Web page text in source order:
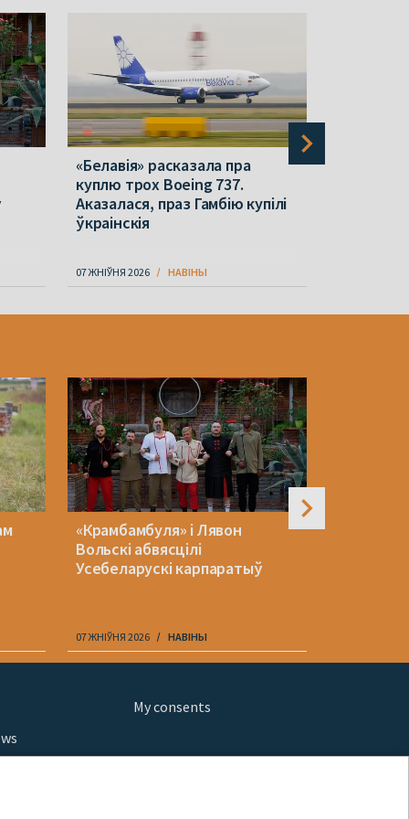
«Белавія» расказала пра
куплю трох Boeing 737.
Аказалася, праз Гамбію купілі
ўкраінскія
07 ЖНІЎНЯ 2026 НАВІНЫ
«Крамбамбуля» і Лявон
Вольскі абвясцілі
Усебеларускі карпаратыў
07 ЖНІЎНЯ 2026 НАВІНЫ
My consents